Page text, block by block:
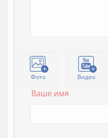
Фото Видео
Ваше имя